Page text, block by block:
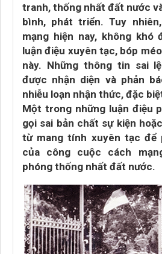
tranh, thống nhất đất nước
bình, phát triển. Tuy
mạng hiện nay, không khó
luận điệu xuyên tạc, bóp
này. Những thông tin sai
được nhận diện và phản
nhiễu loạn nhận thức, đặc
Một trong những luận điệu
gọi sai bản chất sự kiện
từ mang tính xuyên tạc để
của công cuộc cách
phóng thống nhất đất nước.